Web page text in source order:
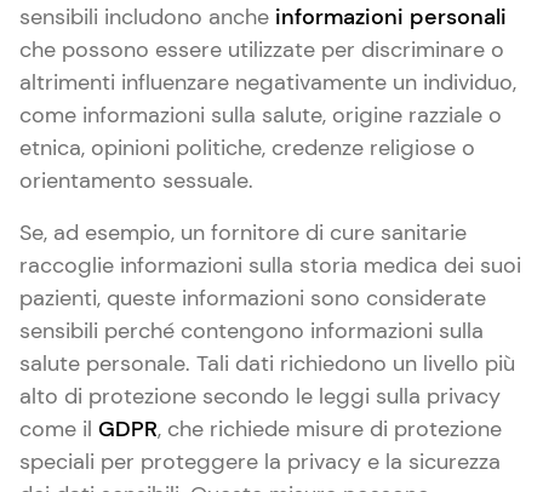
sensibili includono anche informazioni personali
che possono essere utilizzate per discriminare o
altrimenti influenzare negativamente un individuo,
come informazioni sulla salute, origine razziale o
etnica, opinioni politiche, credenze religiose o
orientamento sessuale.
Se, ad esempio, un fornitore di cure sanitarie
raccoglie informazioni sulla storia medica dei suoi
pazienti, queste informazioni sono considerate
sensibili perché contengono informazioni sulla
salute personale. Tali dati richiedono un livello più
alto di protezione secondo le leggi sulla privacy
come il GDPR, che richiede misure di protezione
speciali per proteggere la privacy e la sicurezza